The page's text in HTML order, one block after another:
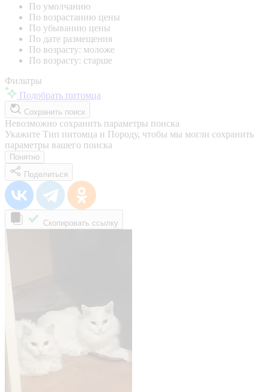
По умолчанию
По возрастанию цены
По убыванию цены
По дате размещения
По возрасту: моложе
По возрасту: старше
Фильтры
Подобрать питомца
Сохранить поиск
Невозможно сохранить параметры поиска
Укажите Тип питомца и Породу, чтобы мы могли сохранить
параметры вашего поиска
Понятно
Поделиться
Скопировать ссылку